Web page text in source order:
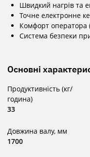
Швидкий нагрів та
Точне електронне
Комфорт оператора
Система безпеки
Основні
Продуктивність (кг/
година)
33
Довжина валу, мм
1700